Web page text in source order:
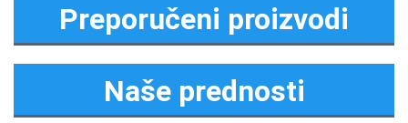
Preporučeni proizvodi
Naše prednosti